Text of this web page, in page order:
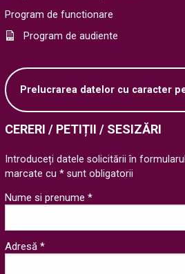
Program de functionare
Program de audiente
Prelucrarea datelor cu caracter
CERERI / PETIȚII / SESIZĂRI
Introduceți datele solicitării în
marcate cu * sunt obligatorii
Nume si prenume *
Adresă *